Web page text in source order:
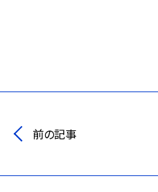
前の記事